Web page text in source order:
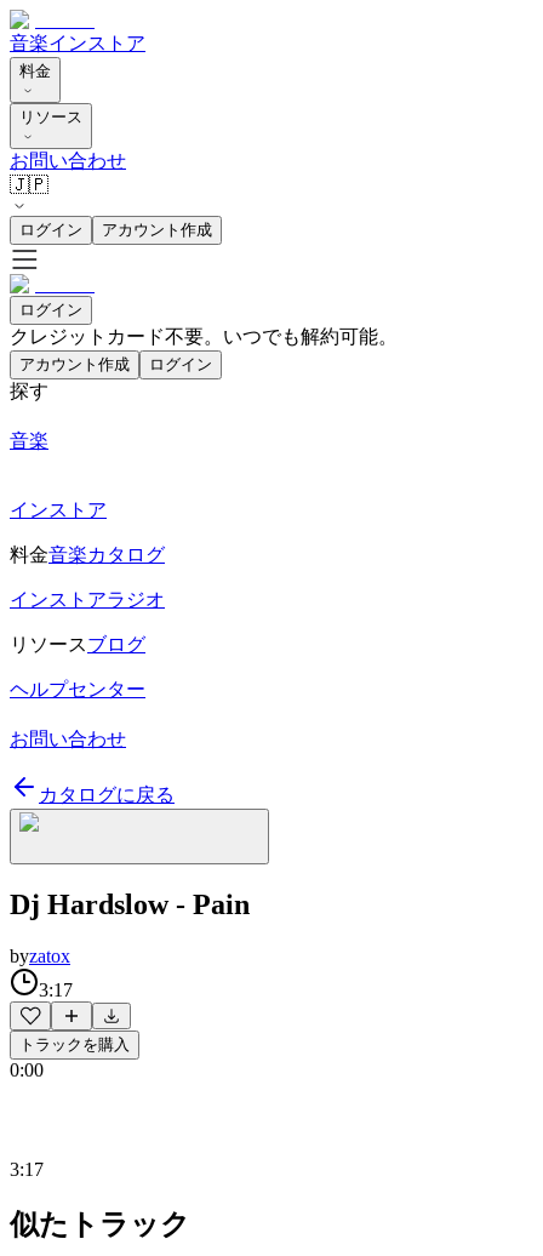
音楽インストア
料金
リソース
お問い合わせ
🇯🇵
ログイン アカウント作成
ログイン
クレジットカード不要。いつでも解約可能。
アカウント作成 ログイン
探す
音楽
インストア
料金音楽カタログ
インストアラジオ
リソースブログ
ヘルプセンター
お問い合わせ
カタログに戻る
Dj Hardslow - Pain
byzatox
3:17
トラックを購入
0:00
3:17
似たトラック